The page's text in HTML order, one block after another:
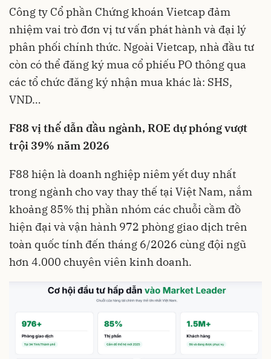
Công ty Cổ phần Chứng khoán Vietcap đảm
nhiệm vai trò đơn vị tư vấn phát hành và đại lý
phân phối chính thức. Ngoài Vietcap, nhà đầu tư
còn có thể đăng ký mua cổ phiếu PO thông qua
các tổ chức đăng ký nhận mua khác là: SHS,
VND…
F88 vị thế dẫn đầu ngành, ROE dự phóng vượt
trội 39% năm 2026
F88 hiện là doanh nghiệp niêm yết duy nhất
trong ngành cho vay thay thế tại Việt Nam, nắm
khoảng 85% thị phần nhóm các chuỗi cầm đồ
hiện đại và vận hành 972 phòng giao dịch trên
toàn quốc tính đến tháng 6/2026 cùng đội ngũ
hơn 4.000 chuyên viên kinh doanh.